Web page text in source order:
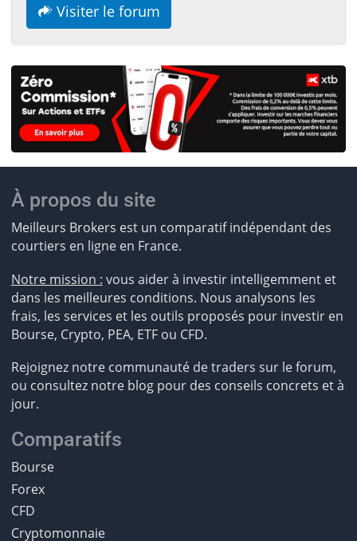
Visiter le forum
À propos du site
Meilleurs Brokers est un comparatif indépendant des
courtiers en ligne en France.
Notre mission : vous aider à investir intelligemment et
dans les meilleures conditions. Nous analysons les
frais, les services et les outils proposés pour investir en
Bourse, Crypto, PEA, ETF ou CFD.
Rejoignez notre communauté de traders sur le forum,
ou consultez notre blog pour des conseils concrets et à
jour.
Comparatifs
Bourse
Forex
CFD
Cryptomonnaie